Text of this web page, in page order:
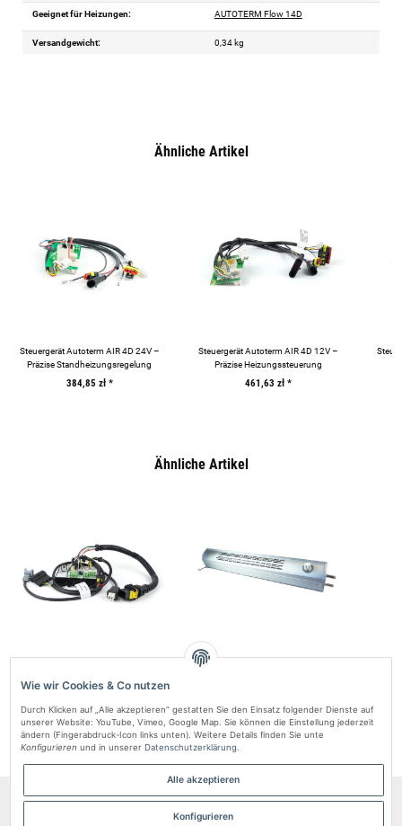
Geeignet für Heizungen: AUTOTERM Flow 14D
Versandgewicht: 0,34 kg
Ähnliche Artikel
Steuergerät Autoterm AIR 4D 24V –
Präzise Standheizungsregelung
384,85 zł *
Steuergerät Autoterm AIR 4D 12V –
Präzise Heizungssteuerung
461,63 zł *
Ähnliche Artikel
Konvektor mit Gebläse 12V – Effiziente
Informationen
Wie wir Cookies & Co nutzen
Durch Klicken auf „Alle akzeptieren“ gestatten Sie den Einsatz folgender Dienste auf
unserer Website: YouTube, Vimeo, Google Map. Sie können die Einstellung jederzeit
ändern (Fingerabdruck-Icon links unten). Weitere Details finden Sie unte
Konfigurieren und in unserer Datenschutzerklärung
Alle akzeptieren
Konfigurieren